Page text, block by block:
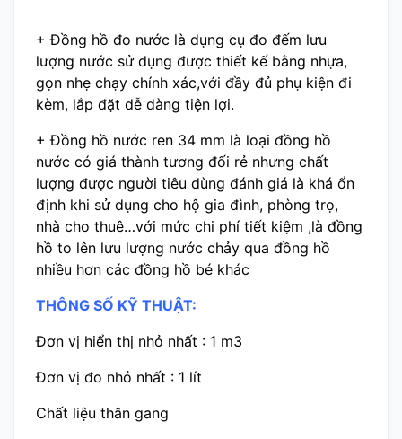
+ Đồng hồ đo nước là dụng cụ đo đếm lưu
lượng nước sử dụng được thiết kế bằng nhựa,
gọn nhẹ chạy chính xác,với đầy đủ phụ kiện đi
kèm, lắp đặt dễ dàng tiện lợi.
+ Đồng hồ nước ren 34 mm là loại đồng hồ
nước có giá thành tương đối rẻ nhưng chất
lượng được người tiêu dùng đánh giá là khá ổn
định khi sử dụng cho hộ gia đình, phòng trọ,
nhà cho thuê…với mức chi phí tiết kiệm ,là đồng
hồ to lên lưu lượng nước chảy qua đồng hồ
nhiều hơn các đồng hồ bé khác
THÔNG SỐ KỸ THUẬT:
Đơn vị hiển thị nhỏ nhất : 1 m3
Đơn vị đo nhỏ nhất : 1 lít
Chất liệu thân gang